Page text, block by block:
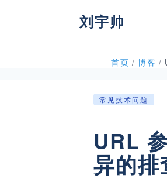
刘宇帅
首页 / 博客 /
常见技术问题
URL
异的排